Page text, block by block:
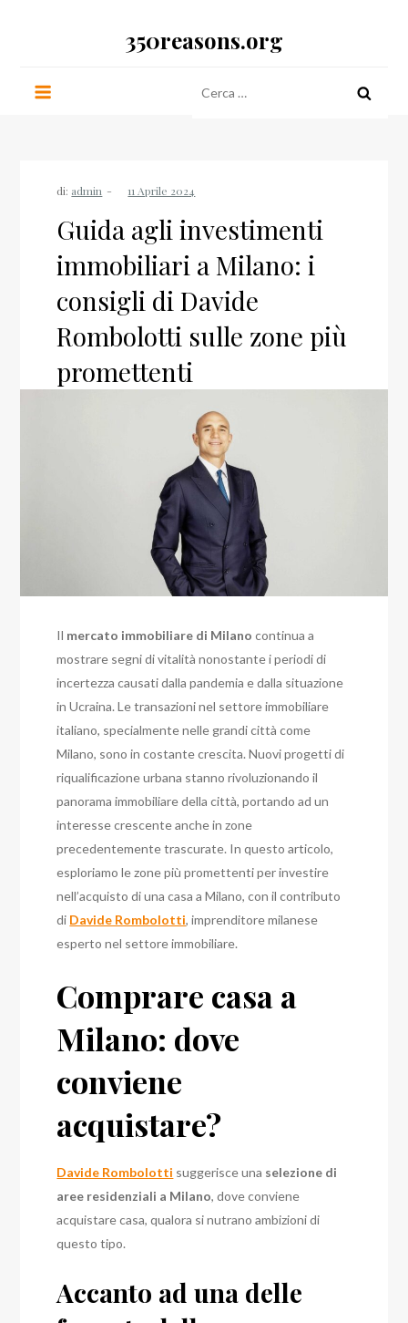
350reasons.org
per:
di: admin
Guida agli investimenti
immobiliari a Milano: i
consigli di Davide
Rombolotti sulle zone più
promettenti
Il mercato immobiliare di Milano continua a
mostrare segni di vitalità nonostante i periodi di
incertezza causati dalla pandemia e dalla situazione
in Ucraina. Le transazioni nel settore immobiliare
italiano, specialmente nelle grandi città come
Milano, sono in costante crescita. Nuovi progetti di
riqualificazione urbana stanno rivoluzionando il
panorama immobiliare della città, portando ad un
interesse crescente anche in zone
precedentemente trascurate. In questo articolo,
esploriamo le zone più promettenti per investire
nell’acquisto di una casa a Milano, con il contributo
di Davide Rombolotti, imprenditore milanese
esperto nel settore immobiliare.
Comprare casa a
Milano: dove
conviene
acquistare?
Davide Rombolotti suggerisce una selezione di
aree residenziali a Milano, dove conviene
acquistare casa, qualora si nutrano ambizioni di
questo tipo.
Accanto ad una delle